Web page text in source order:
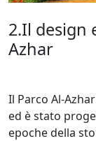
2.Il design
Azhar
Il Parco Al-
ed è stato
epoche della